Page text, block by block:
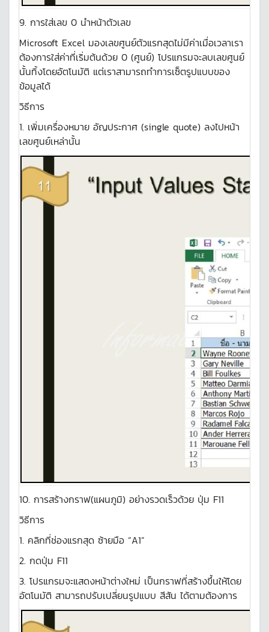
9. การใส่เลข 0 นำหน้าตัวเลข
Microsoft Excel มองเลขศูนย์ตัวแรกสุดไม่มีค่าเมื่อเวลาเรา
ต้องการใส่ค่าที่เริ่มต้นด้วย 0 (ศูนย์) โปรแกรมจะลบเลขศูนย์
นั้นทิ้งโดยอัตโนมัติ แต่เราสามารถทำการเซ็ตรูปแบบของ
ข้อมูลได้
วิธีการ
1. เพิ่มเครื่องหมาย อัญประกาศ (single quote) ลงไปหน้า
เลขศูนย์เหล่านั้น
10. การสร้างกราฟ(แผนภูมิ) อย่างรวดเร็วด้วย ปุ่ม F11
วิธีการ
1. คลิกที่ช่องแรกสุด ซ้ายมือ “A1”
2. กดปุ่ม F11
3. โปรแกรมจะแสดงหน้าต่างใหม่ เป็นกราฟที่สร้างขึ้นให้โดย
อัตโนมัติ สามารถปรับเปลี่ยนรูปแบบ สีสัน ได้ตามต้องการ